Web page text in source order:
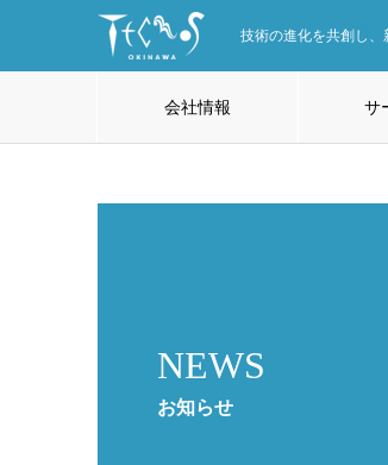
技術の進化を共創し
会社情報 サ
NEWS
お知らせ